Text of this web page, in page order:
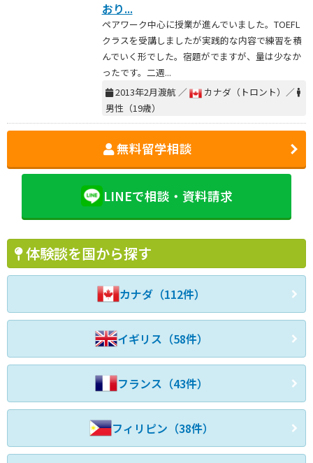
おり...
ペアワーク中心に授業が進んでいました。TOEFL
クラスを受講しましたが実践的な内容で練習を積
んでいく形でした。宿題がでますが、量は少なか
ったです。二週...
2013年2月渡航 ／
カナダ（トロント）／
男性（19歳）
無料留学相談
LINEで相談・資料請求
体験談を国から探す
カナダ（112件）
イギリス（58件）
フランス（43件）
フィリピン（38件）